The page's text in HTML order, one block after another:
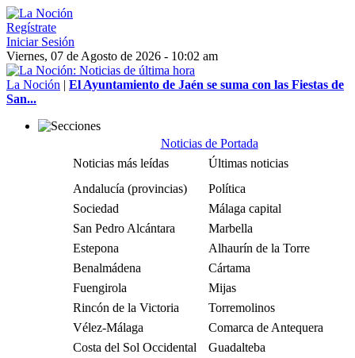
Regístrate
Iniciar Sesión
Viernes, 07 de Agosto de 2026 - 10:02 am
La Noción | El Ayuntamiento de Jaén se suma con las Fiestas de
San...
Noticias de Portada
Noticias más leídas
Últimas noticias
Andalucía (provincias)
Política
Sociedad
Málaga capital
San Pedro Alcántara
Marbella
Estepona
Alhaurín de la Torre
Benalmádena
Cártama
Fuengirola
Mijas
Rincón de la Victoria
Torremolinos
Vélez-Málaga
Comarca de Antequera
Costa del Sol Occidental
Guadalteba